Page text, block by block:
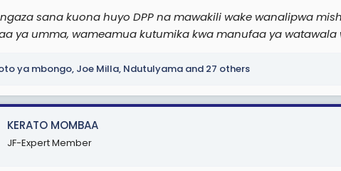
sana kuona huyo DPP na mawakili wake wanalipwa
ya umma, wameamua kutumika kwa manufaa ya
ya mbongo, Joe Milla, Ndutulyama and 27 others
KERATO MOMBAA
JF-Expert Member